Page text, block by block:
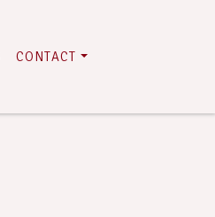
CONTACT